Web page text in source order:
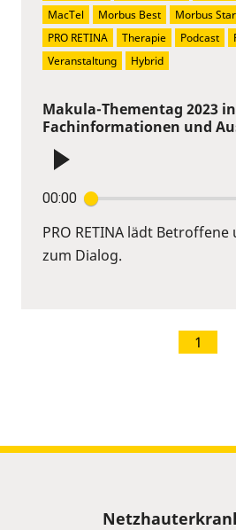
Makula-Thementag 2023
Fachinformationen und
00:00
PRO RETINA lädt
zum Dialog.
MacTel
Morbus Best Morbus
PRO RETINA
Therapie Podcast
Veranstaltung
Hybrid
1